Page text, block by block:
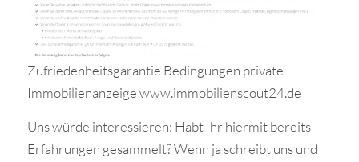
Zufriedenheitsgarantie Bedingungen private
Immobilienanzeige www.immobilienscout24.de
Uns würde interessieren: Habt Ihr hiermit bereits
Erfahrungen gesammelt? Wenn ja schreibt uns und